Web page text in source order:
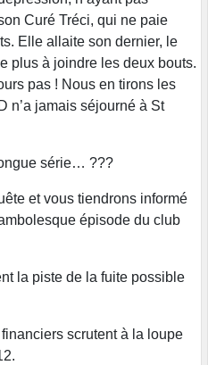
Curé Tréci, qui ne paie
Elle allaite son dernier, le
plus à joindre les deux bouts.
pas ! Nous en tirons les
n’a jamais séjourné à St
série… ???
et vous tiendrons informé
épisode du club
la piste de la fuite possible
scrutent à la loupe